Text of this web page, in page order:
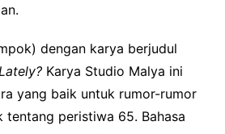
dengan karya berjudul
Karya Studio Malya ini
yang baik untuk rumor-rumor
tentang peristiwa 65. Bahasa